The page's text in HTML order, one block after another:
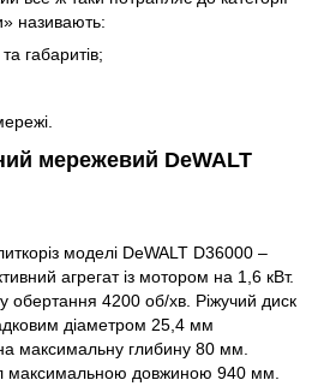
називають:
габаритів;
мережевий DeWALT
моделі DeWALT D36000 –
агрегат із мотором на 1,6 кВт.
обертання 4200 об/хв. Ріжучий диск
діаметром 25,4 мм
максимальну глибину 80 мм.
максимальною довжиною 940 мм.